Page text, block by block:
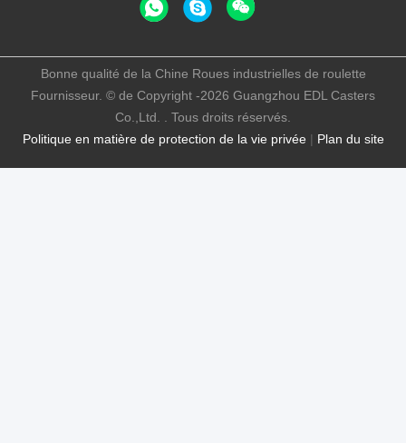
Politique en matière de protection de la vie privée| Plan du site
Bonne qualité de la Chine Roues industrielles de roulette
Fournisseur. © de Copyright -2026 Guangzhou EDL Casters
Co.,Ltd. . Tous droits réservés.